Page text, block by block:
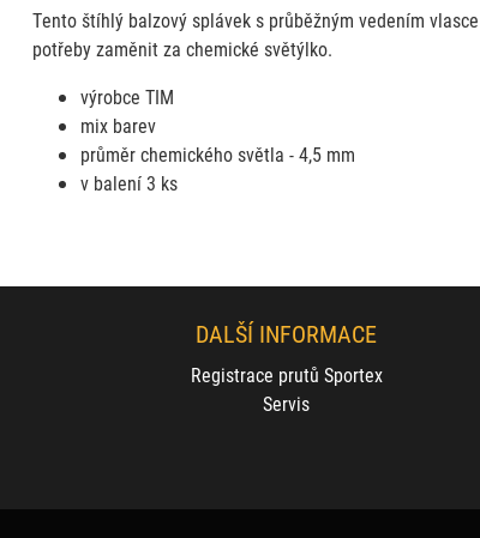
Tento štíhlý balzový splávek s průběžným vedením
potřeby zaměnit za chemické světýlko.
výrobce TIM
mix barev
průměr chemického světla - 4,5 mm
v balení3 ks
DALŠÍ INFORMACE
Registrace prutů Sportex
Servis